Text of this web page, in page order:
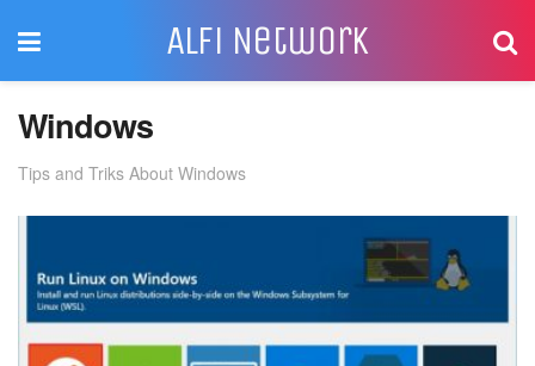
Alfi Network
Windows
Tips and Triks About Windows